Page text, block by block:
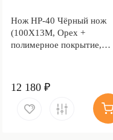
Нож НР-40 Чёрный нож
(100Х13М, Орех +
полимерное покрытие,
12 180 ₽